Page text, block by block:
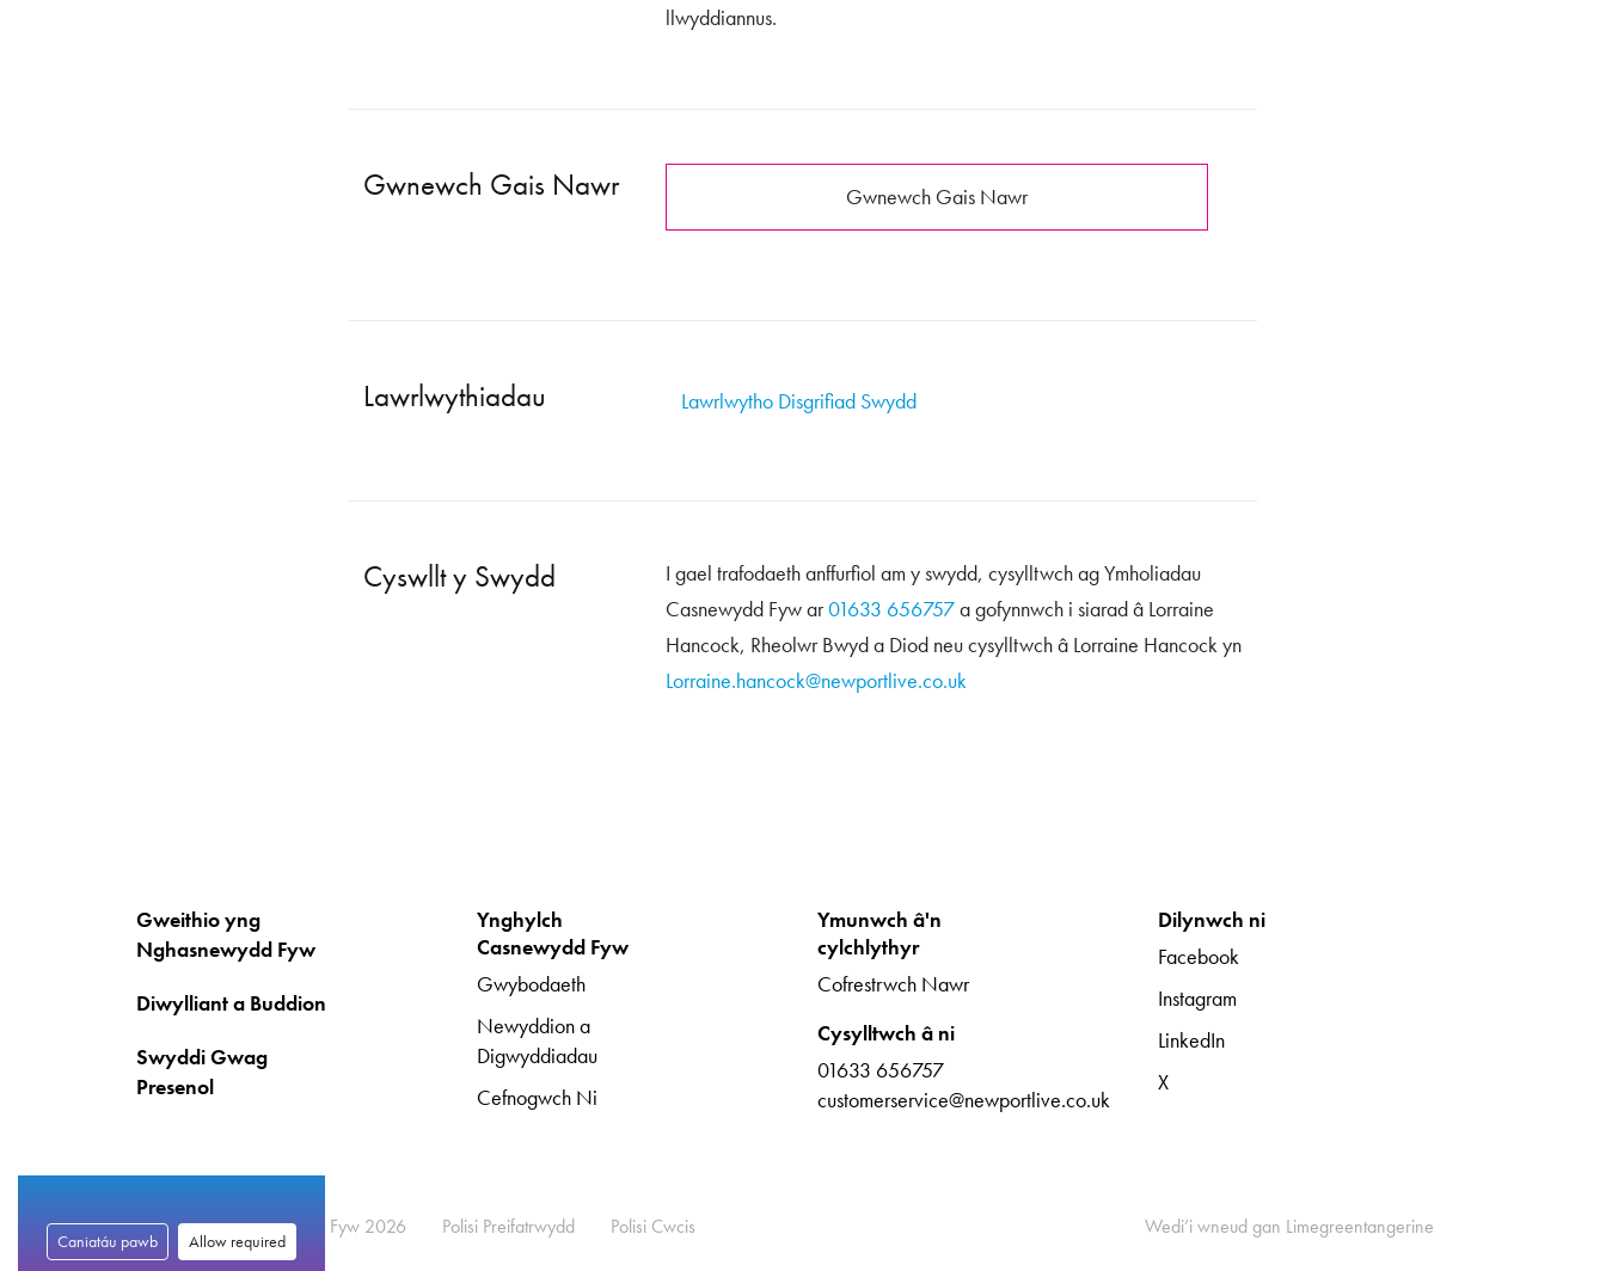
llwyddiannus.
Gwnewch Gais Nawr Gwnewch Gais Nawr
Lawrlwythiadau Lawrlwytho Disgrifiad Swydd
Cyswllt y Swydd
I gael trafodaeth anffurfiol am y swydd, cysylltwch ag Ymholiadau
Casnewydd Fyw ar01633 656757a gofynnwch i siarad â Lorraine
Hancock, Rheolwr Bwyd a Diod neu cysylltwch â Lorraine Hancock yn
Lorraine.hancock@newportlive.co.uk
Gweithio yng
Nghasnewydd Fyw
Diwylliant a Buddion
Swyddi Gwag
Presenol
Ynghylch
Casnewydd Fyw
Gwybodaeth
Newyddion a
Digwyddiadau
Cefnogwch Ni
Ymunwch â'n
cylchlythyr
Cofrestrwch Nawr
Cysylltwch â ni
01633 656757
customerservice@newportlive.co.uk
Dilynwch ni
Facebook
Instagram
LinkedIn
X
© Hawlfraint Casnewydd Fyw 2026 Polisi Preifatrwydd Polisi Cwcis Wedi’i wneud gan Limegreentangerine
Caniatáu pawb Allow required